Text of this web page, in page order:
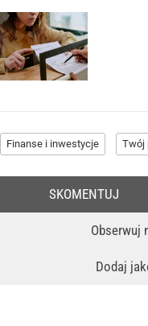
Finanse i inwestycje Twój
Obserwuj
Dodaj
SKOMENTUJ